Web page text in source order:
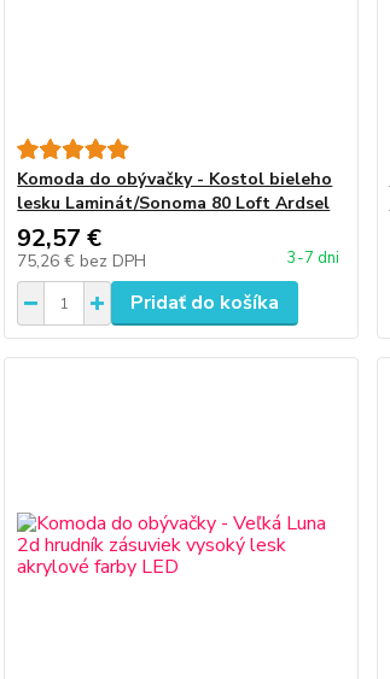
Komoda do obývačky - Kostol bieleho
lesku Laminát/Sonoma 80 Loft Ardsel
92,57 €
75,26 € bez DPH 3-7 dni
Pridať do košíka